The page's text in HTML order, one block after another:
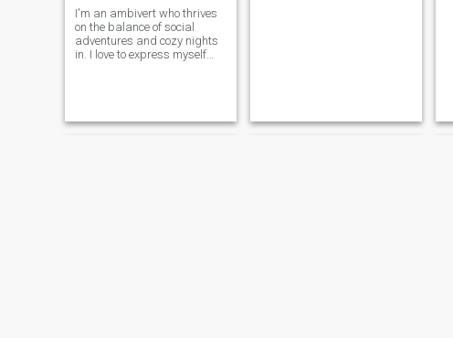
I'm an ambivert who thrives
on the balance of social
adventures and cozy nights
in. I love to express myself
favorites tunes, or belting out